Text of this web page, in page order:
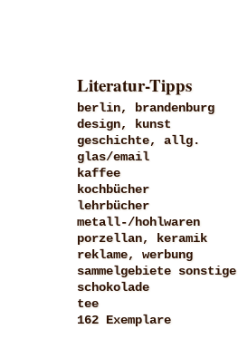
Literatur-Tipps
berlin, brandenburg
design, kunst
geschichte, allg.
glas/email
kaffee
kochbücher
lehrbücher
metall-/hohlwaren
porzellan, keramik
reklame, werbung
sammelgebiete sonstige
schokolade
tee
162 Exemplare